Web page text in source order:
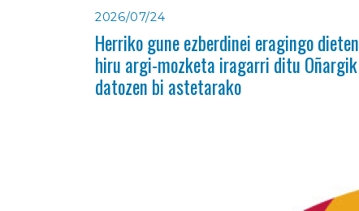
2026/07/24
Herriko gune ezberdinei eragingo dieten
hiru argi-mozketa iragarri ditu Oñargik
datozen bi astetarako